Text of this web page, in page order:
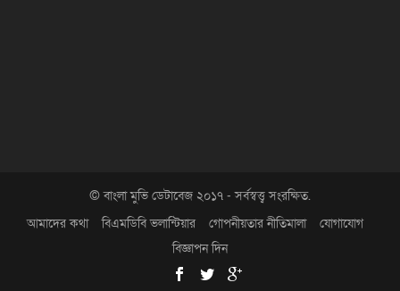
© বাংলা মুভি ডেটাবেজ ২০১৭ - সর্বস্বত্ত্ব সংরক্ষিত.
আমাদের কথা
বিএমডিবি ভলান্টিয়ার গোপনীয়তার নীতিমালা
যোগাযোগ
বিজ্ঞাপন দিন